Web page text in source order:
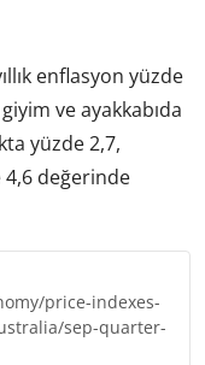
enflasyon yüzde
ve ayakkabıda
yüzde 2,7,
4,6 değerinde
price-indexes-
sep-quarter-